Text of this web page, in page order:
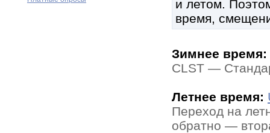
и летом.
время,
Зимнее время:
CLST —
Летнее время:
Переход на
обратно —